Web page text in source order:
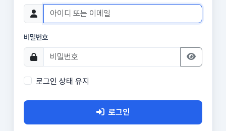
비밀번호
로그인 상태 유지
로그인